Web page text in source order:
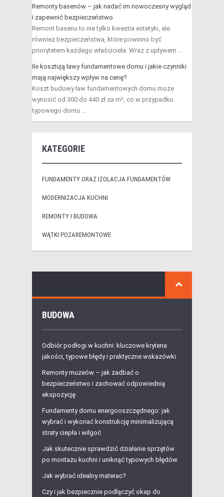
Remonty basenów – jak nadać im nowoczesny wygląd
i zapewnić bezpieczeństwo
Remont basenu to nie tylko kwestia estetyki, ale
również bezpieczeństwa, które powinno być
priorytetem każdego właściciela. Wraz z upływem …
Ile kosztują ławy fundamentowe domu i jakie czynniki
mają największy wpływ na cenę?
Koszt budowy ław fundamentowych domu może
wynosić od 300 do 440 zł za m², co w przypadku
typowego domu …
KATEGORIE
FUNDAMENTY ORAZ IZOLACJA FUNDAMENTÓW
MODERNIZACJA KUCHNI
REMONTY I BUDOWA
WĄTKI POZAREMONTOWE
BUDOWA
Odbiór podłogi w kuchni: kluczowe kryteria
jakości, typowe błędy i praktyczne wskazówki
Remonty muzeów – jak zadbać o
bezpieczeństwo i zachować odpowiednią
ekspozycję
Fundamenty domu energooszczędnego: jak
wybrać i wykonać konstrukcję minimalizującą
straty ciepła i wilgoć
Jak skutecznie sprawdzić działanie sprzętów
po montażu kuchni i uniknąć typowych błędów
Jak wybrać idealny materac?
Czy i jak bezpiecznie podłączyć okap do